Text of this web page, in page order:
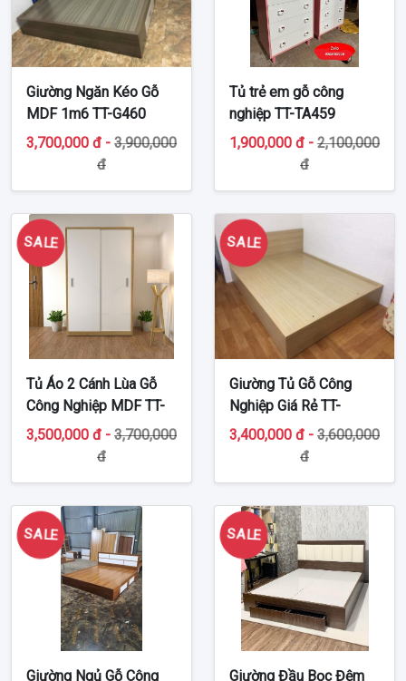
Giường Ngăn Kéo Gỗ
MDF 1m6 TT-G460
3,700,000 đ - 3,900,000
đ
Tủ trẻ em gỗ công
nghiệp TT-TA459
1,900,000 đ - 2,100,000
đ
SALE
Tủ Áo 2 Cánh Lùa Gỗ
Công Nghiệp MDF TT-
MDF453
3,500,000 đ - 3,700,000
đ
SALE
Giường Tủ Gỗ Công
Nghiệp Giá Rẻ TT-
MDF31
3,400,000 đ - 3,600,000
đ
SALE
Giường Ngủ Gỗ Công
SALE
Giường Đầu Bọc Đệm